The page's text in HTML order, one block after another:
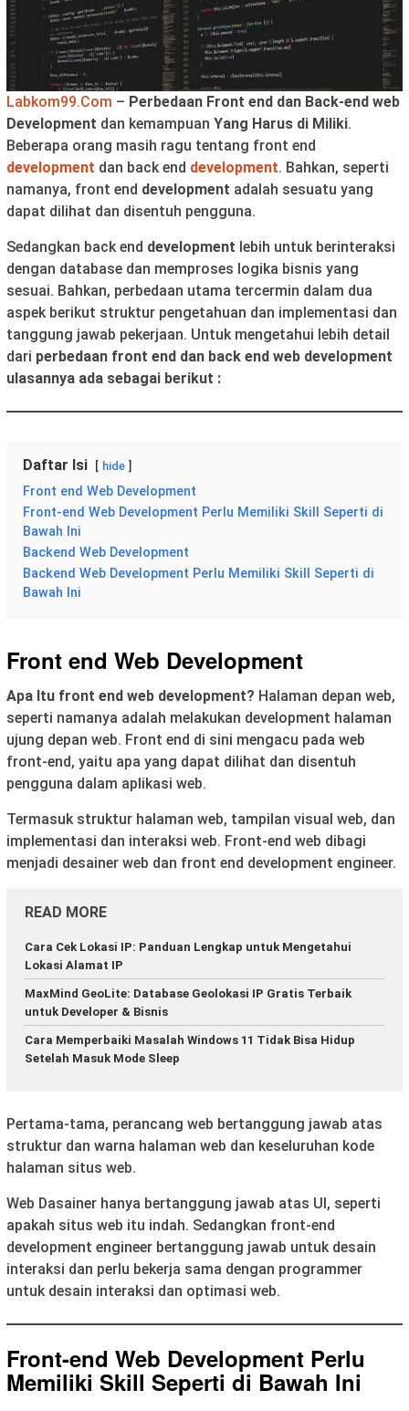
Labkom99.Com – Perbedaan Front end dan Back-end web
Development dan kemampuan Yang Harus di Miliki.
Beberapa orang masih ragu tentang front end
development dan back end development. Bahkan, seperti
namanya, front end development adalah sesuatu yang
dapat dilihat dan disentuh pengguna.
Sedangkan back end development lebih untuk berinteraksi
dengan database dan memproses logika bisnis yang
sesuai. Bahkan, perbedaan utama tercermin dalam dua
aspek berikut struktur pengetahuan dan implementasi dan
tanggung jawab pekerjaan. Untuk mengetahui lebih detail
dari perbedaan front end dan back end web development
ulasannya ada sebagai berikut :
Daftar Isi hide
Front end Web Development
Front-end Web Development Perlu Memiliki Skill Seperti di
Bawah Ini
Backend Web Development
Backend Web Development Perlu Memiliki Skill Seperti di
Bawah Ini
Front end Web Development
Apa Itu front end web development? Halaman depan web,
seperti namanya adalah melakukan development halaman
ujung depan web. Front end di sini mengacu pada web
front-end, yaitu apa yang dapat dilihat dan disentuh
pengguna dalam aplikasi web.
Termasuk struktur halaman web, tampilan visual web, dan
implementasi dan interaksi web. Front-end web dibagi
menjadi desainer web dan front end development engineer.
READ MORE
Cara Cek Lokasi IP: Panduan Lengkap untuk Mengetahui
Lokasi Alamat IP
MaxMind GeoLite: Database Geolokasi IP Gratis Terbaik
untuk Developer & Bisnis
Cara Memperbaiki Masalah Windows 11 Tidak Bisa Hidup
Setelah Masuk Mode Sleep
Pertama-tama, perancang web bertanggung jawab atas
struktur dan warna halaman web dan keseluruhan kode
halaman situs web.
Web Dasainer hanya bertanggung jawab atas UI, seperti
apakah situs web itu indah. Sedangkan front-end
development engineer bertanggung jawab untuk desain
interaksi dan perlu bekerja sama dengan programmer
untuk desain interaksi dan optimasi web.
Front-end Web Development Perlu
Memiliki Skill Seperti di Bawah Ini